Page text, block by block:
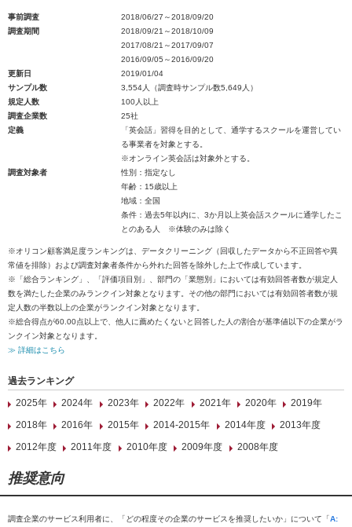
事前調査
2018/06/27～2018/09/20
調査期間
2018/09/21～2018/10/09
2017/08/21～2017/09/07
2016/09/05～2016/09/20
更新日
2019/01/04
サンプル数
3,554人（調査時サンプル数5,649人）
規定人数
100人以上
調査企業数
25社
定義
「英会話」習得を目的として、通学するスクールを運営してい
る事業者を対象とする。
※オンライン英会話は対象外とする。
調査対象者
性別：指定なし
年齢：15歳以上
地域：全国
条件：過去5年以内に、3か月以上英会話スクールに通学したこ
とのある人 ※体験のみは除く
※オリコン顧客満足度ランキングは、データクリーニング（回収したデータから不正回答や異
常値を排除）および調査対象者条件から外れた回答を除外した上で作成しています。
※「総合ランキング」、「評価項目別」、部門の「業態別」においては有効回答者数が規定人
数を満たした企業のみランクイン対象となります。その他の部門においては有効回答者数が規
定人数の半数以上の企業がランクイン対象となります。
※総合得点が60.00点以上で、他人に薦めたくないと回答した人の割合が基準値以下の企業がラ
ンクイン対象となります。
≫ 詳細はこちら
過去ランキング
2025年
2024年 2023年 2022年 2021年 2020年
2019年
2018年
2016年 2015年 2014-2015年 2014年度
2013年度
2012年度
2011年度 2010年度 2009年度 2008年度
推奨意向
調査企業のサービス利用者に、「どの程度その企業のサービスを推奨したいか」について「A: